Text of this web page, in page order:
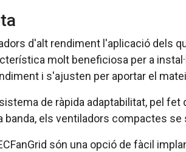
d'alt rendiment l'aplicació dels
molt beneficiosa per a
i s'ajusten per aportar el
de ràpida adaptabilitat, pel
banda, els ventiladors compactes
són una opció de fàcil